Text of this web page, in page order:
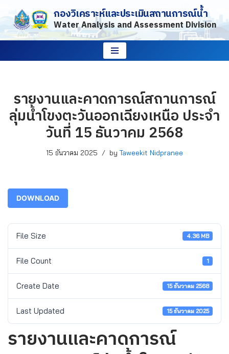
Skip
to
กองวิเคราะห์และประเมินสถานการณ์น้ำ
Water Analysis and Assessment Division
รายงานและคาดการณ์สถานการณ์
ลุ่มน้ำโขงตะวันออกเฉียงเหนือ ประจำ
วันที่ 15 ธันวาคม 2568
15 ธันวาคม 2025 by Taweekit Nidpranee
DOWNLOAD
File Size 4.36 MB
File Count 1
Create Date 15 ธันวาคม 2568
Last Updated 15 ธันวาคม 2025
รายงานและคาดการณ์